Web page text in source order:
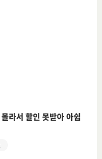
라서 할인 못받아 아쉽